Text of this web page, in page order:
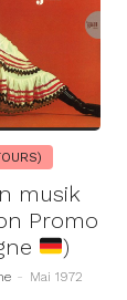
musik
Promo
)
- Mai 1972